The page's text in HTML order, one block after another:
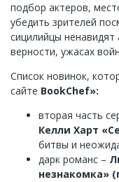
подбор актеров,
убедить зрителей
сицилийцы
верности, ужасах
Список новинок,
сайте BookChef»:
вторая часть
Келли Харт
битвы и
дарк романс –
незнакомка»